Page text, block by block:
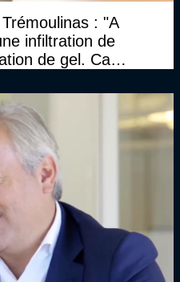
: "A
infiltration de
de gel. Ca